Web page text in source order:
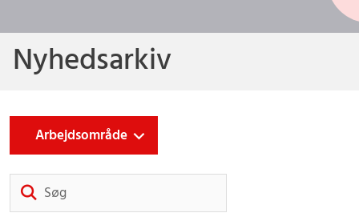
Nyhedsarkiv
Arbejdsområde